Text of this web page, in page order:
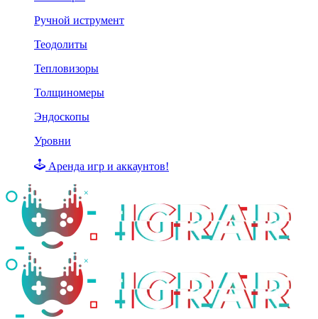
Ручной иструмент
Теодолиты
Тепловизоры
Толщиномеры
Эндоскопы
Уровни
Аренда игр и аккаунтов!